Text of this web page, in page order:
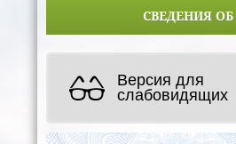
СВЕДЕНИЯ
Версия для
слабовидящих